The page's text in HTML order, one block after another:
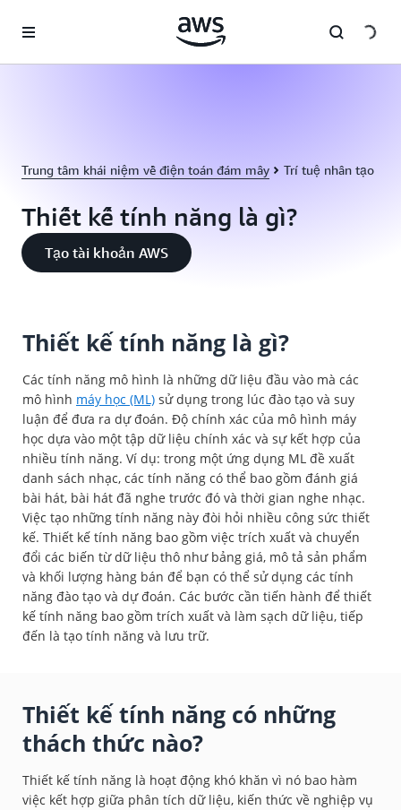
Trung tâm khái niệm về điện toán đám mây Trí tuệ nhân tạo
Thiết kế tính năng là gì?
Tạo tài khoản AWS
Thiết kế tính năng là gì?
Các tính năng mô hình là những dữ liệu đầu vào mà các
mô hình máy học (ML) sử dụng trong lúc đào tạo và suy
luận để đưa ra dự đoán. Độ chính xác của mô hình máy
học dựa vào một tập dữ liệu chính xác và sự kết hợp của
nhiều tính năng. Ví dụ: trong một ứng dụng ML đề xuất
danh sách nhạc, các tính năng có thể bao gồm đánh giá
bài hát, bài hát đã nghe trước đó và thời gian nghe nhạc.
Việc tạo những tính năng này đòi hỏi nhiều công sức thiết
kế. Thiết kế tính năng bao gồm việc trích xuất và chuyển
đổi các biến từ dữ liệu thô như bảng giá, mô tả sản phẩm
và khối lượng hàng bán để bạn có thể sử dụng các tính
năng đào tạo và dự đoán. Các bước cần tiến hành để thiết
kế tính năng bao gồm trích xuất và làm sạch dữ liệu, tiếp
đến là tạo tính năng và lưu trữ.
Thiết kế tính năng có những
thách thức nào?
Thiết kế tính năng là hoạt động khó khăn vì nó bao hàm
việc kết hợp giữa phân tích dữ liệu, kiến thức về nghiệp vụ